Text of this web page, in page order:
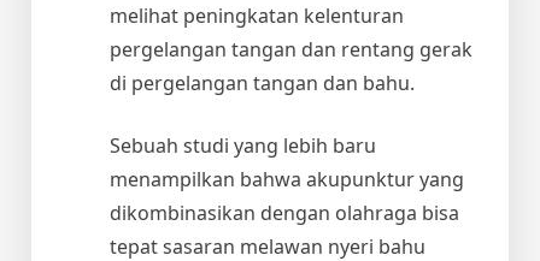
melihat peningkatan kelenturan
pergelangan tangan dan rentang gerak
di pergelangan tangan dan bahu.
Sebuah studi yang lebih baru
menampilkan bahwa akupunktur yang
dikombinasikan dengan olahraga bisa
tepat sasaran melawan nyeri bahu